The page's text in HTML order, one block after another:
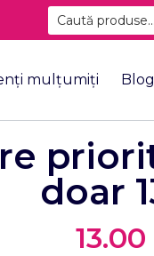
Caută produse...
mulțumiți Blog
doar
13.00